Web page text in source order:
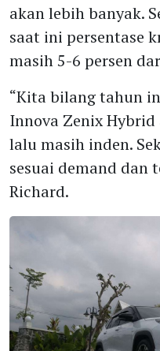
akan lebih banyak.
saat ini persentase
masih 5-6 persen
“Kita bilang tahun
Innova Zenix
lalu masih inden.
sesuai demand dan
Richard.